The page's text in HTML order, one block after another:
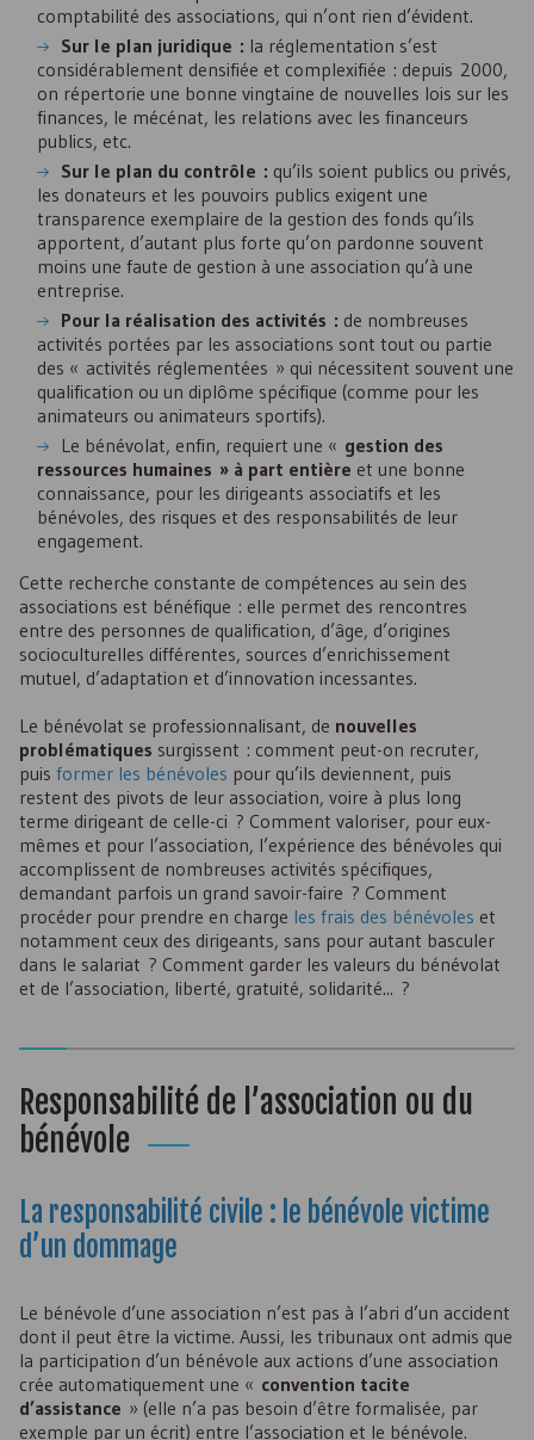
comptabilité des associations, qui n’ont rien d’évident.
Sur le plan juridique : la réglementation s’est
considérablement densifiée et complexifiée : depuis 2000,
on répertorie une bonne vingtaine de nouvelles lois sur les
finances, le mécénat, les relations avec les financeurs
publics, etc.
Sur le plan du contrôle : qu’ils soient publics ou privés,
les donateurs et les pouvoirs publics exigent une
transparence exemplaire de la gestion des fonds qu’ils
apportent, d’autant plus forte qu’on pardonne souvent
moins une faute de gestion à une association qu’à une
entreprise.
Pour la réalisation des activités : de nombreuses
activités portées par les associations sont tout ou partie
des « activités réglementées » qui nécessitent souvent une
qualification ou un diplôme spécifique (comme pour les
animateurs ou animateurs sportifs).
Le bénévolat, enfin, requiert une « gestion des
ressources humaines » à part entière et une bonne
connaissance, pour les dirigeants associatifs et les
bénévoles, des risques et des responsabilités de leur
engagement.
Cette recherche constante de compétences au sein des
associations est bénéfique : elle permet des rencontres
entre des personnes de qualification, d’âge, d’origines
socioculturelles différentes, sources d’enrichissement
mutuel, d’adaptation et d’innovation incessantes.
Le bénévolat se professionnalisant, de nouvelles
problématiques surgissent : comment peut-on recruter,
puis former les bénévoles pour qu’ils deviennent, puis
restent des pivots de leur association, voire à plus long
terme dirigeant de celle-ci ? Comment valoriser, pour eux-
mêmes et pour l’association, l’expérience des bénévoles qui
accomplissent de nombreuses activités spécifiques,
demandant parfois un grand savoir-faire ? Comment
procéder pour prendre en charge les frais des bénévoles et
notamment ceux des dirigeants, sans pour autant basculer
dans le salariat ? Comment garder les valeurs du bénévolat
et de l’association, liberté, gratuité, solidarité... ?
Responsabilité de l’association ou du
bénévole
La responsabilité civile : le bénévole victime
d’un dommage
Le bénévole d’une association n’est pas à l’abri d’un accident
dont il peut être la victime. Aussi, les tribunaux ont admis que
la participation d’un bénévole aux actions d’une association
crée automatiquement une « convention tacite
d’assistance » (elle n’a pas besoin d’être formalisée, par
exemple par un écrit) entre l’association et le bénévole.